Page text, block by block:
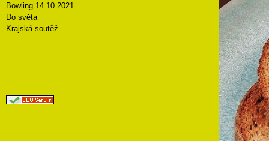
Bowling 14.10.2021
Do světa
Krajská soutěž